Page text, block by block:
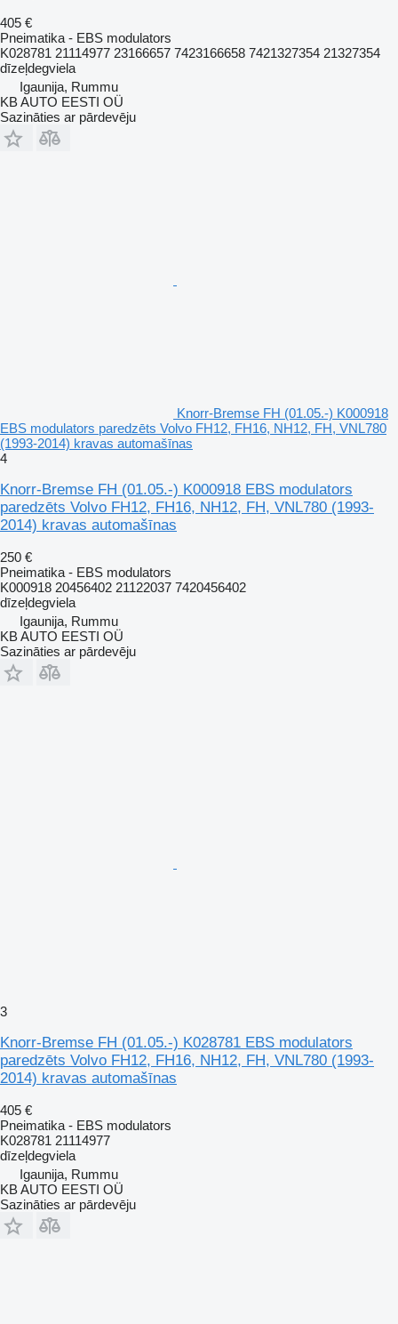
405 €
Pneimatika - EBS modulators
K028781 21114977 23166657 7423166658 7421327354 21327354
dīzeļdegviela
Igaunija, Rummu
KB AUTO EESTI OÜ
Sazināties ar pārdevēju
Knorr-Bremse FH (01.05.-) K000918
EBS modulators paredzēts Volvo FH12, FH16, NH12, FH, VNL780
(1993-2014) kravas automašīnas
4
Knorr-Bremse FH (01.05.-) K000918 EBS modulators
paredzēts Volvo FH12, FH16, NH12, FH, VNL780 (1993-
2014) kravas automašīnas
250 €
Pneimatika - EBS modulators
K000918 20456402 21122037 7420456402
dīzeļdegviela
Igaunija, Rummu
KB AUTO EESTI OÜ
Sazināties ar pārdevēju
3
Knorr-Bremse FH (01.05.-) K028781 EBS modulators
paredzēts Volvo FH12, FH16, NH12, FH, VNL780 (1993-
2014) kravas automašīnas
405 €
Pneimatika - EBS modulators
K028781 21114977
dīzeļdegviela
Igaunija, Rummu
KB AUTO EESTI OÜ
Sazināties ar pārdevēju